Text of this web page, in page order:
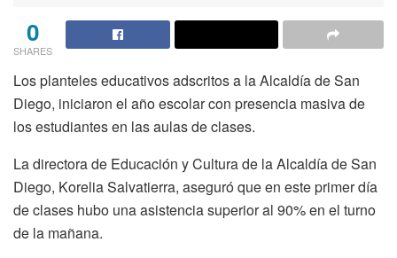
0
SHARES
Los planteles educativos adscritos a la Alcaldía de San
Diego, iniciaron el año escolar con presencia masiva de
los estudiantes en las aulas de clases.
La directora de Educación y Cultura de la Alcaldía de San
Diego, Korelia Salvatierra, aseguró que en este primer día
de clases hubo una asistencia superior al 90% en el turno
de la mañana.